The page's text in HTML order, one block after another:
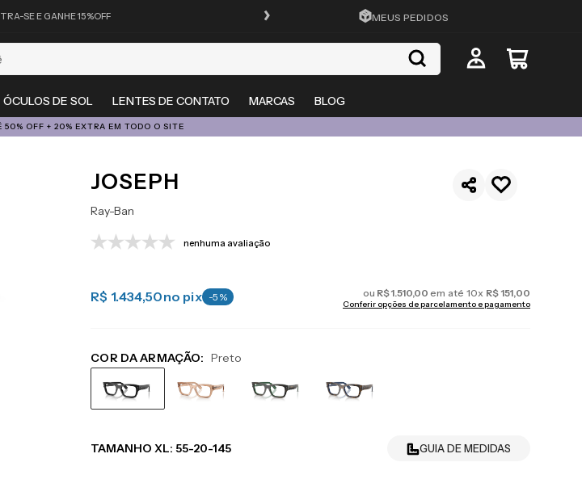
SE E GANHE 15%OFF FRETE GRÁTIS EM TODO O SITE
MEUS PEDIDOS
ÓCULOS DE SOL LENTES DE CONTATO MARCAS BLOG
OFF + 20% EXTRA EM TODO O SITE
JOSEPH
Ray-Ban
nenhuma avaliação
R$ 1.434,50no pix -5 % ou R$1.510,00 em até 10x R$ 151,00
Conferir opções de parcelamento e pagamento
COR DA ARMAÇÃO: Preto
TAMANHO XL: 55-20-145 GUIA DE MEDIDAS